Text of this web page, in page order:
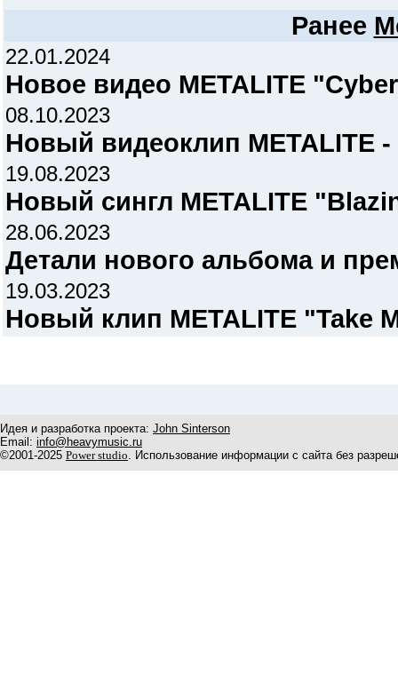
Ранее
22.01.2024
Новое видео METALITE
08.10.2023
Новый видеоклип METALITE
19.08.2023
Новый сингл METALITE
28.06.2023
Детали нового альбома и
19.03.2023
Новый клип METALITE "Take
Идея и разработка проекта: John Sinterson
Email: info@heavymusic.ru
©2001-2025 Power studio. Использование информации с сайта без